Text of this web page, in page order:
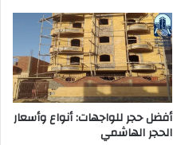
أفضل حجر للواجهات: أنواع وأسعار
الحجر الهاشمي